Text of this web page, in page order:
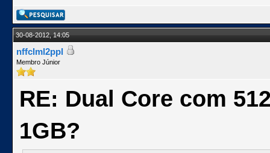
30-08-2012, 14:05
nffclml2ppl
Membro Júnior
RE: Dual Core com
1GB?